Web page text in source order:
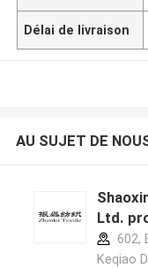
Délai de livraison
AU SUJET DE
Ltd.
602,
Keqiao